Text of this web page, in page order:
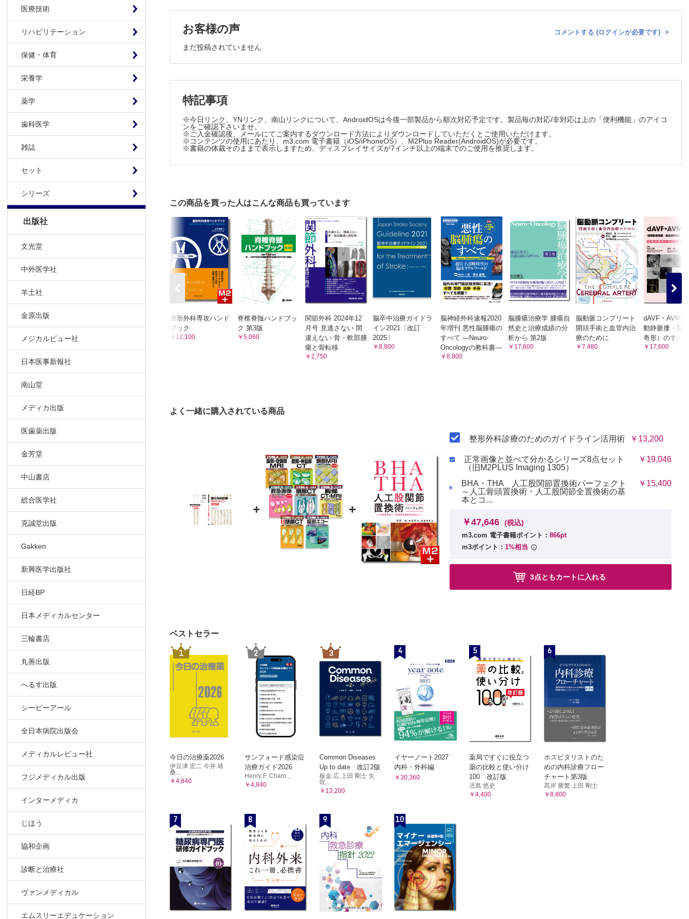
医療技術
リハビリテーション
保健・体育
栄養学
薬学
歯科医学
雑誌
セット
シリーズ
出版社
文光堂
中外医学社
羊土社
金原出版
メジカルビュー社
日本医事新報社
南山堂
メディカ出版
医歯薬出版
金芳堂
中山書店
総合医学社
克誠堂出版
Gakken
新興医学出版社
日経BP
日本メディカルセンター
三輪書店
丸善出版
へるす出版
シービーアール
全日本病院出版会
メディカルレビュー社
フジメディカル出版
インターメディカ
じほう
協和企画
診断と治療社
ヴァンメディカル
エムスリーエデュケーション
手の変形性関節症
外傷性スワンネック，ボタンホール変形
橈骨神経障害
変形性股関節症
小児股関節疾患
大腿骨頚部／転子部骨折
膝前十字靱帯損傷
変形性膝関節症
ロコモティブシンドローム
下肢血行障害－末梢動脈疾患と閉塞性静脈疾患
下肢神経障害
第4章 腫瘍
軟部腫瘍
骨転移
骨腫瘍－骨肉腫・Ewing肉腫・骨嚢腫・線維性骨異形成
第5章 炎症・代謝性疾患
疼痛管理
妊産婦・授乳婦への投薬
医療放射線被曝
索引
お客様の声 コメントする (ログインが必要です)
まだ投稿されていません
特記事項
※今日リンク、YNリンク、南山リンクについて、AndroidOSは今後一部製品から順次対応予定です。製品毎の対応/非対応は上の「便利機能」のアイコ
ンをご確認下さいませ。
※ご入金確認後、メールにてご案内するダウンロード方法によりダウンロードしていただくとご使用いただけます。
※コンテンツの使用にあたり、m3.com 電子書籍（iOS/iPhoneOS）、M2Plus Reader(AndroidOS)が必要です。
※書籍の体裁そのままで表示しますため、ディスプレイサイズが7インチ以上の端末でのご使用を推奨します。
この商品を買った人はこんな商品も買っています
整形外科専攻ハンド
ブック
￥12,100
脊椎脊髄ハンドブッ
ク 第3版
￥5,060
関節外科 2024年12
月号 見逃さない 間
違えない 骨・軟部腫
瘍と骨転移
￥2,750
脳卒中治療ガイドラ
イン2021〔改訂
2025〕
￥8,800
脳神経外科速報2020
年増刊 悪性脳腫瘍の
すべて ―Neuro-
Oncologyの教科書―
￥8,800
脳腫瘍治療学 腫瘍自
然史と治療成績の分
析から 第2版
￥17,600
脳動脈コンプリート
開頭手術と血管内治
療のために
￥7,480
dAVF・AVM（
動静脈瘻・脳
奇形）のすべ
￥17,600
よく一緒に購入されている商品
+ +
整形外科診療のためのガイドライン活用術 ￥13,200
正常画像と並べて分かるシリーズ8点セット
（旧M2PLUS Imaging 1305）
￥19,046
BHA・THA 人工股関節置換術パーフェクト
～人工骨頭置換術・人工股関節全置換術の基
本とコ...
￥15,400
￥47,646 (税込)
m3.com 電子書籍ポイント： 866pt
m3ポイント： 1%相当
3点ともカートに入れる
ベストセラー
1
今日の治療薬2026
伊豆津 宏二 今井 靖
桑...
￥4,840
2
サンフォード感染症
治療ガイド2026
Henry F. Cham...
￥4,840
3
Common Diseases
Up to date 改訂2版
板金 広 上田 剛士 矢
吹...
￥13,200
4
イヤーノート2027
内科・外科編
￥30,360
5
薬局ですぐに役立つ
薬の比較と使い分け
100 改訂版
児島 悠史
￥4,400
6
ホスピタリストのた
めの内科診療フロー
チャート第3版
髙岸 勝繁 上田 剛士
￥8,800
7 8 9 10